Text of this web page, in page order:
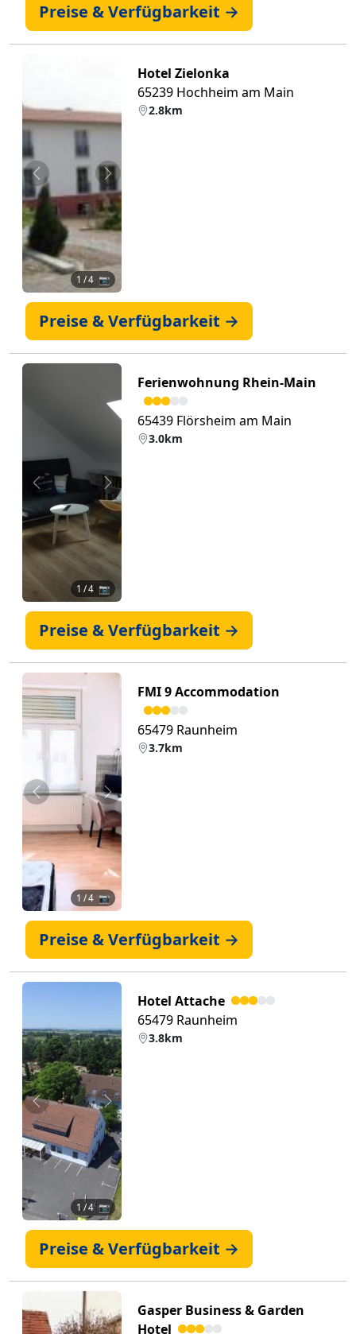
Preise & Verfügbarkeit →
Zurück Weiter
1 / 4 📷
Hotel Zielonka
65239 Hochheim am Main
2.8km
Preise & Verfügbarkeit →
Zurück Weiter
1 / 4 📷
Ferienwohnung Rhein-Main
65439 Flörsheim am Main
3.0km
Preise & Verfügbarkeit →
Zurück Weiter
1 / 4 📷
FMI 9 Accommodation
65479 Raunheim
3.7km
Preise & Verfügbarkeit →
Zurück Weiter
1 / 4 📷
Hotel Attache
65479 Raunheim
3.8km
Preise & Verfügbarkeit →
Gasper Business & Garden
Hotel